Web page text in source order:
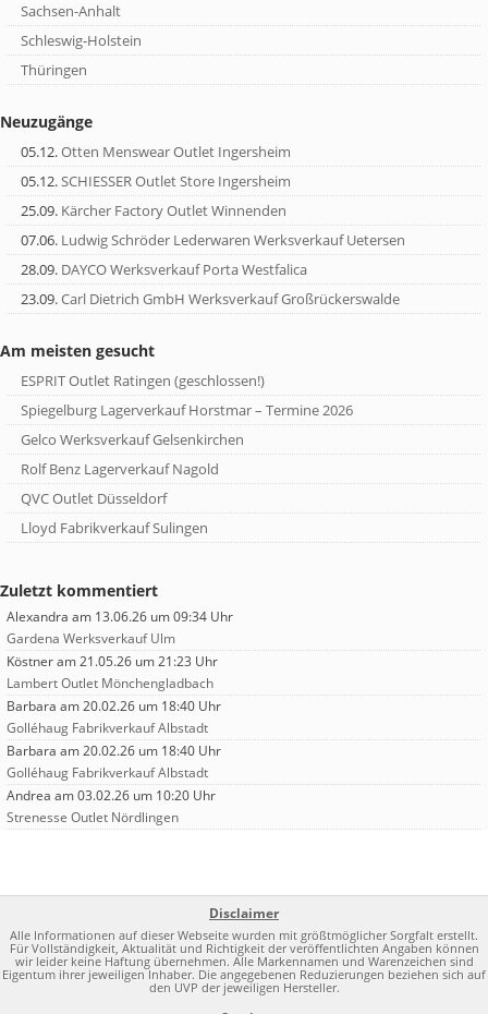
Sachsen-Anhalt
Schleswig-Holstein
Thüringen
Neuzugänge
05.12.Otten Menswear Outlet Ingersheim
05.12.SCHIESSER Outlet Store Ingersheim
25.09. Kärcher Factory Outlet Winnenden
07.06. Ludwig Schröder Lederwaren Werksverkauf Uetersen
28.09. DAYCO Werksverkauf Porta Westfalica
23.09.Carl Dietrich GmbH Werksverkauf Großrückerswalde
Am meisten gesucht
ESPRIT Outlet Ratingen (geschlossen!)
Spiegelburg Lagerverkauf Horstmar – Termine 2026
Gelco Werksverkauf Gelsenkirchen
Rolf Benz Lagerverkauf Nagold
QVC Outlet Düsseldorf
Lloyd Fabrikverkauf Sulingen
Zuletzt kommentiert
Alexandra am 13.06.26 um 09:34 Uhr
Gardena Werksverkauf Ulm
Köstneram 21.05.26 um 21:23 Uhr
Lambert Outlet Mönchengladbach
Barbara am 20.02.26 um 18:40 Uhr
Golléhaug Fabrikverkauf Albstadt
Barbara am 20.02.26 um 18:40 Uhr
Golléhaug Fabrikverkauf Albstadt
Andrea am 03.02.26 um 10:20 Uhr
Strenesse Outlet Nördlingen
Disclaimer
Alle Informationen auf dieser Webseite wurden mit größtmöglicher Sorgfalt erstellt.
Für Vollständigkeit, Aktualität und Richtigkeit der veröffentlichten Angaben können
wir leider keine Haftung übernehmen. Alle Markennamen und Warenzeichen sind
Eigentum ihrer jeweiligen Inhaber. Die angegebenen Reduzierungen beziehen sich auf
den UVP der jeweiligen Hersteller.